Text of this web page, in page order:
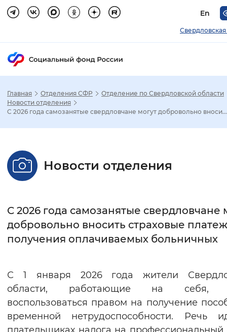
En
Свердловская
Настройка режима отображения
Стандартный Увеличенный
Цвет сайта
Монохромный Инверсивный
Главная Отделения СФР
Отделение по Свердловской области
Новости отделения
C 2026 года самозанятые свердловчане могут добровольно вноси...
Новости отделения
C 2026 года самозанятые свердловчане
добровольно вносить страховые
получения оплачиваемых больничных
С 1 января 2026 года жители
области, работающие на себя,
воспользоваться правом на получение
временной нетрудоспособности. Речь